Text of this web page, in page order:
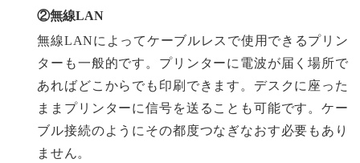
②無線LAN
無線LANによってケーブルレスで使用できるプリン
ターも一般的です。プリンターに電波が届く場所で
あればどこからでも印刷できます。デスクに座った
ままプリンターに信号を送ることも可能です。ケー
ブル接続のようにその都度つなぎなおす必要もあり
ません。